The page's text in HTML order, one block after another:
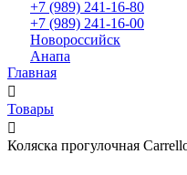
+7 (989) 241-16-80
+7 (989) 241-16-00
Новороссийск
Анапа
Главная
Товары
Коляска прогулочная